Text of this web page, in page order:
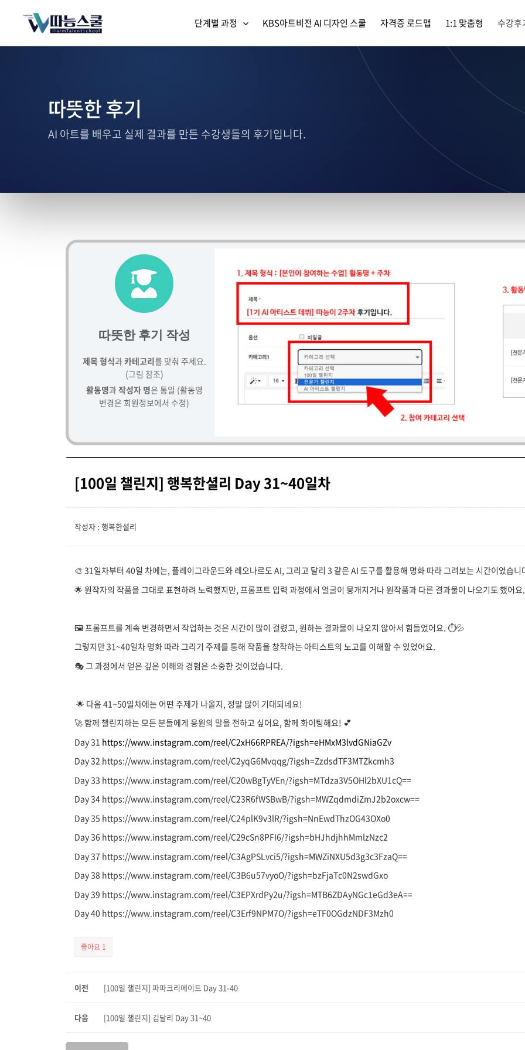
단계별 과정 KBS아트비전 AI 디자인 스쿨 자격증 로드맵 1:1 맞춤형 수강후
따뜻한 후기
AI 아트를 배우고 실제 결과를 만든 수강생들의 후기입니다.
따뜻한 후기 작성
제목 형식과카테고리를 맞춰 주세요.
(그림 참조)
활동명과작성자 명은 통일 (활동명
변경은 회원정보에서 수정)
[100일 챌린지] 행복한셜리 Day 31~40일차
작성자 : 행복한셜리
🎨 31일차부터 40일 차에는, 플레이그라운드와 레오나르도 AI, 그리고 달리 3 같은 AI 도구를 활용해 명화 따라 그려보는 시간이었습
🌟 원작자의 작품을 그대로 표현하려 노력했지만, 프롬프트 입력 과정에서 얼굴이 뭉개지거나 원작품과 다른 결과물이 나오기도 했어
🖼 프롬프트를 계속 변경하면서 작업하는 것은 시간이 많이 걸렸고, 원하는 결과물이 나오지 않아서 힘들었어요. ⏱💦
그렇지만 31~40일차 명화 따라 그리기 주제를 통해 작품을 창작하는 아티스트의 노고를 이해할 수 있었어요.
🎭 그 과정에서 얻은 깊은 이해와 경험은 소중한 것이었습니다.
🌟 다음 41~50일차에는 어떤 주제가 나올지, 정말 많이 기대되네요!
🚀 함께 챌린지하는 모든 분들에게 응원의 말을 전하고 싶어요, 함께 화이팅해요! 💕
Day 31 https://www.instagram.com/reel/C2xH66RPREA/?igsh=eHMxM3lvdGNiaGZv
Day 32 https://www.instagram.com/reel/C2yqG6Mvqqg/?igsh=ZzdsdTF3MTZkcmh3
Day 33 https://www.instagram.com/reel/C20wBgTyVEn/?igsh=MTdza3V5OHl2bXU1cQ==
Day 34 https://www.instagram.com/reel/C23R6fWSBwB/?igsh=MWZqdmdiZmJ2b2oxcw==
Day 35 https://www.instagram.com/reel/C24plK9v3lR/?igsh=NnEwdThzOG43OXo0
Day 36 https://www.instagram.com/reel/C29cSn8PFI6/?igsh=bHJhdjhhMmlzNzc2
Day 37 https://www.instagram.com/reel/C3AgPSLvci5/?igsh=MWZiNXU5d3g3c3FzaQ==
Day 38 https://www.instagram.com/reel/C3B6u57vyoO/?igsh=bzFjaTc0N2swdGxo
Day 39 https://www.instagram.com/reel/C3EPXrdPy2u/?igsh=MTB6ZDAyNGc1eGd3eA==
Day 40 https://www.instagram.com/reel/C3Erf9NPM7O/?igsh=eTF0OGdzNDF3Mzh0
좋아요 1
이전 [100일 챌린지] 파파크리에이트 Day 31-40
[100일 챌린지] 김달리 Day 31~40
다음